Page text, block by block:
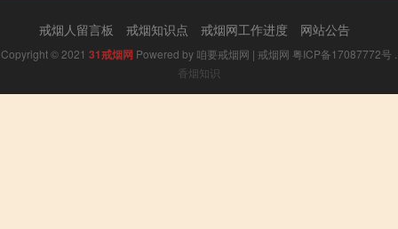
戒烟人留言板 戒烟知识点 戒烟网工作进度 网站公告
Copyright © 2021 31戒烟网 Powered by 咱要戒烟网 | 戒烟网 粤ICP备17087772号
香烟知识